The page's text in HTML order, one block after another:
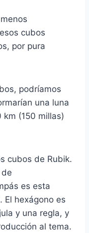
cubos
por pura
podríamos
una luna
(150 millas)
cubos de Rubik.
es esta
El hexágono es
y una regla, y
al tema.